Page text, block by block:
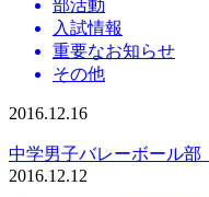
部活動
入試情報
重要なお知らせ
その他
2016.12.16
中学男子バレーボール
2016.12.12